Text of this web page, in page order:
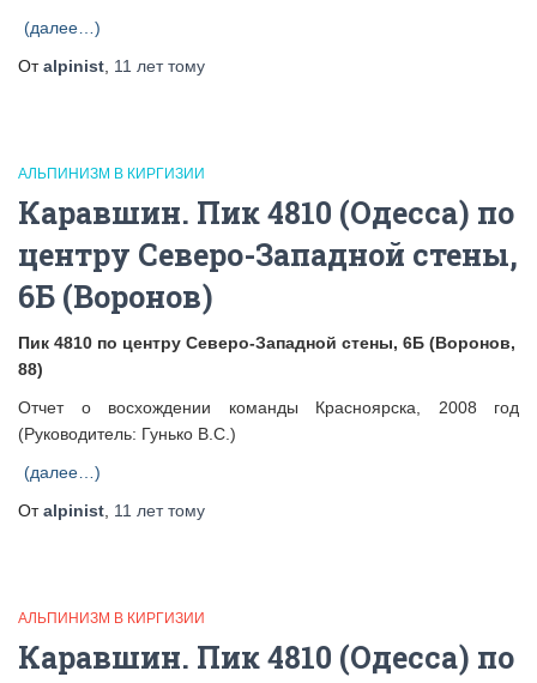
(далее…)
Отalpinist 11 леттому
АЛЬПИНИЗМ В КИРГИЗИИ
Каравшин. Пик 4810 (Одесса) по
центру Северо-Западной стены,
6Б (Воронов)
Пик 4810 по центру Северо-Западной стены, 6Б (Воронов,
88)
Отчет о восхождении команды Красноярска, 2008 год
(Руководитель: Гунько В.С.)
(далее…)
Отalpinist 11 леттому
АЛЬПИНИЗМ В КИРГИЗИИ
Каравшин. Пик 4810 (Одесса) по